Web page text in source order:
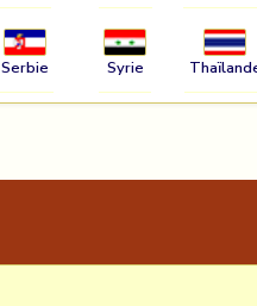
Serbie Syrie